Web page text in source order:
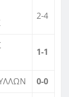
2-4
1-1
0-0